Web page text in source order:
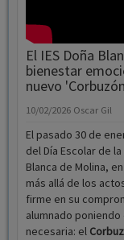
El IES Doña
bienestar
nuevo
10/02/2026 Oscar Gil
El pasado 30 de
del Día Escolar de la
Blanca de Molina,
más allá de los
firme en su
alumnado
necesaria: el